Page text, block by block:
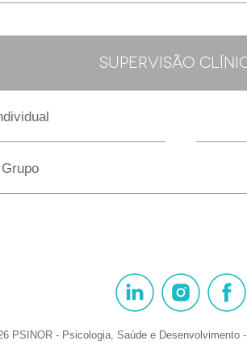
SUPERVISÃO
Grupo
PSINOR - Psicologia, Saúde e Desenvolvimento